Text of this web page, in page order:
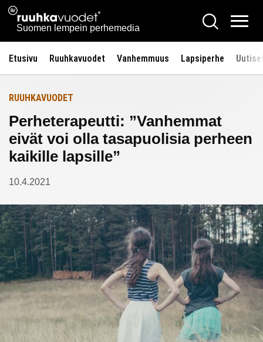
Siirry
sisältöön
Ruuhkavuodet.fi
Suomen lempein perhemedia
Hae
Etusivu Ruuhkavuodet Vanhemmuus Lapsiperhe
Etusivulle
RUUHKAVUODET
Perheterapeutti: ”Vanhemmat
eivät voi olla tasapuolisia perheen
kaikille lapsille”
10.4.2021